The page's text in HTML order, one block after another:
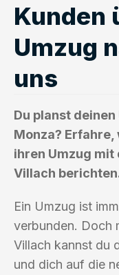
Kunden
Umzug
uns
Du planst
Monza? Erfahre,
ihren Umzug mit
Villach
Ein Umzug ist
verbunden. Doch
Villach kannst du
und dich auf die